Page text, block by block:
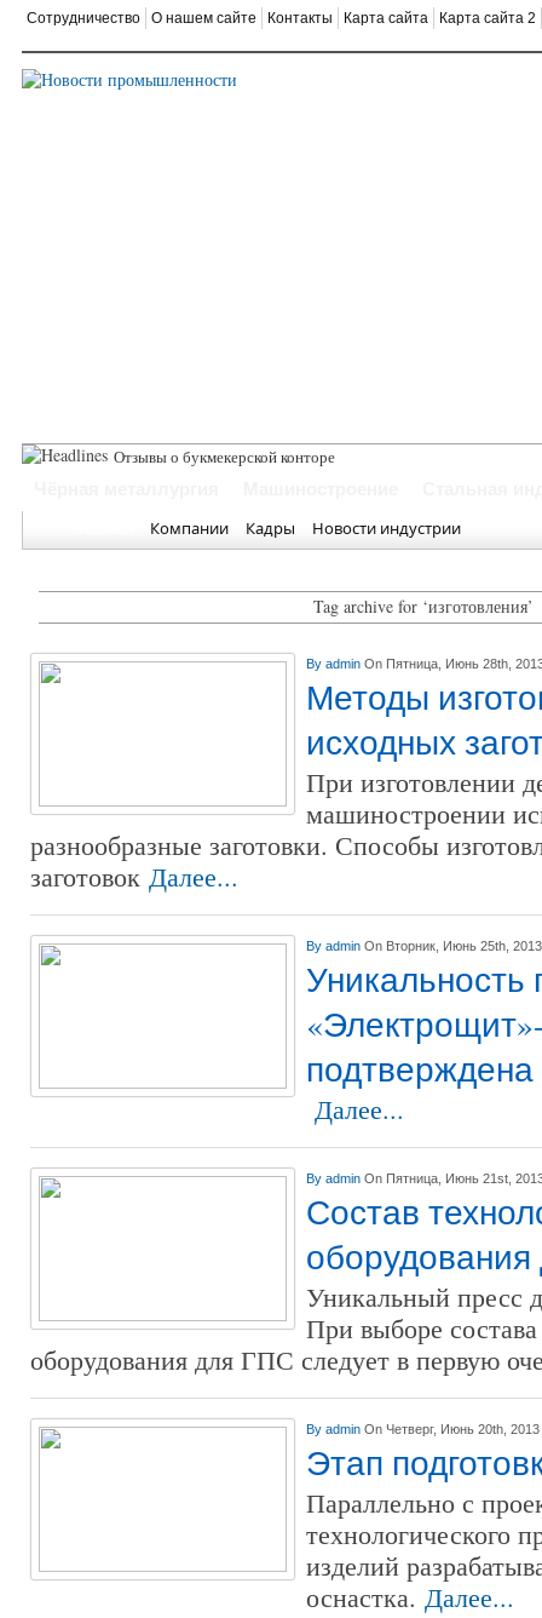
Сотрудничество О нашем сайте Контакты Карта сайта Карта сайта 2
Где з
Компании Кадры Новости индустрии
Tag archive for ‘изготовления’
By admin On Пятница, Июнь 28th,
Методы
исходных
При изготовлении
машиностроении
разнообразные заготовки. Способы
заготовок Далее...
By admin On Вторник, Июнь 25th, 2013
Уникальность
подтверждена
Далее...
By admin On Пятница, Июнь 21st,
Состав
Уникальный пресс
При выборе
оборудования для ГПС следует в первую
By admin On Четверг, Июнь 20th, 2013
Этап
Параллельно с
технологического
изделий
оснастка. Далее...